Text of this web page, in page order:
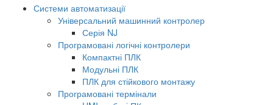
Системи автоматизації
Універсальний машинний контролер
Серія NJ
Програмовані логічні контролери
Компактні ПЛК
Модульні ПЛК
ПЛК для стійкового монтажу
Програмовані термінали